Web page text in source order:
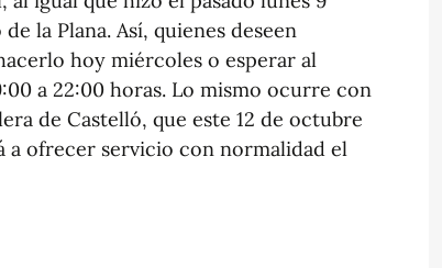
la Plana. Así, quienes deseen
hoy miércoles o esperar al
a 22:00 horas. Lo mismo ocurre con
de Castelló, que este 12 de octubre
a ofrecer servicio con normalidad el